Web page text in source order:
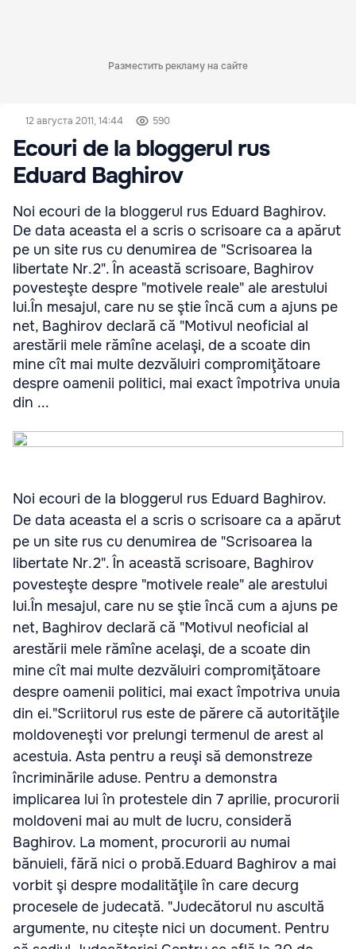
Разместить рекламу на сайте
12 августа 2011, 14:44 590
Ecouri de la bloggerul rus
Eduard Baghirov
Noi ecouri de la bloggerul rus Eduard Baghirov.
De data aceasta el a scris o scrisoare ca a apărut
pe un site rus cu denumirea de "Scrisoarea la
libertate Nr.2". În această scrisoare, Baghirov
povesteşte despre "motivele reale" ale arestului
lui.În mesajul, care nu se ştie încă cum a ajuns pe
net, Baghirov declară că "Motivul neoficial al
arestării mele rămîne acelaşi, de a scoate din
mine cît mai multe dezvăluiri compromiţătoare
despre oamenii politici, mai exact împotriva unuia
din ...
Noi ecouri de la bloggerul rus Eduard Baghirov.
De data aceasta el a scris o scrisoare ca a apărut
pe un site rus cu denumirea de "Scrisoarea la
libertate Nr.2". În această scrisoare, Baghirov
povesteşte despre "motivele reale" ale arestului
lui.În mesajul, care nu se ştie încă cum a ajuns pe
net, Baghirov declară că "Motivul neoficial al
arestării mele rămîne acelaşi, de a scoate din
mine cît mai multe dezvăluiri compromiţătoare
despre oamenii politici, mai exact împotriva unuia
din ei."Scriitorul rus este de părere că autorităţile
moldoveneşti vor prelungi termenul de arest al
acestuia. Asta pentru a reuşi să demonstreze
încriminările aduse. Pentru a demonstra
implicarea lui în protestele din 7 aprilie, procurorii
moldoveni mai au mult de lucru, consideră
Baghirov. La moment, procurorii au numai
bănuieli, fără nici o probă.Eduard Baghirov a mai
vorbit şi despre modalităţile în care decurg
procesele de judecată. "Judecătorul nu ascultă
argumente, nu citește nici un document. Pentru